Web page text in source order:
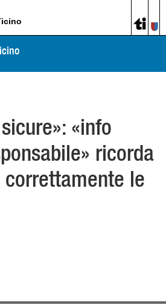
«info
ricorda
le